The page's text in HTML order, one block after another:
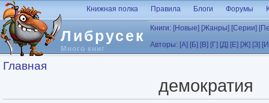
Перейти к основному содержанию
Либрусек
Много книг
Книжная полка Правила Блоги Форумы
Книги: [Новые] [Жанры] [Серии]
Авторы: [А] [Б] [В] [Г] [Д] [Е] [Ж] [З]
Вы здесь
Главная
демократия